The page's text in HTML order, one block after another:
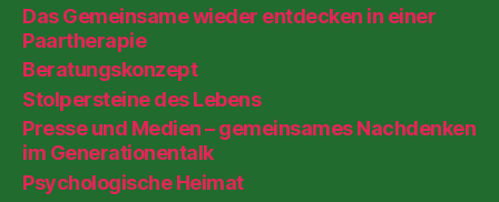
o
o
k
p
p
m
Das Gemeinsame wieder entdecken in einer
Paartherapie
Beratungskonzept
Stolpersteine des Lebens
Presse und Medien – gemeinsames Nachdenken
im Generationentalk
Psychologische Heimat